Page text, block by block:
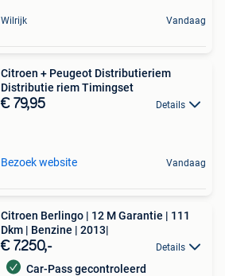
Wilrijk Vandaag
Citroen + Peugeot Distributieriem
Distributie riem Timingset
€ 79,95 Details
Bezoek website Vandaag
Citroen Berlingo | 12 M Garantie | 111
Dkm | Benzine | 2013|
€ 7.250,- Details
Car-Pass gecontroleerd